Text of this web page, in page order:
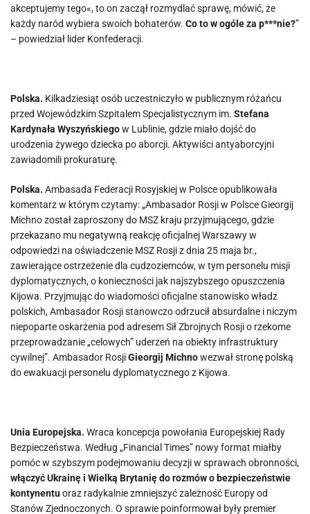
akceptujemy tego«, to on zaczął rozmydlać sprawę, mówić, że
każdy naród wybiera swoich bohaterów. Co to w ogóle za p***nie?”
– powiedział lider Konfederacji.
Polska. Kilkadziesiąt osób uczestniczyło w publicznym różańcu
przed Wojewódzkim Szpitalem Specjalistycznym im. Stefana
Kardynała Wyszyńskiegow Lublinie, gdzie miało dojść do
urodzenia żywego dziecka po aborcji. Aktywiści antyaborcyjni
zawiadomili prokuraturę.
Polska. Ambasada Federacji Rosyjskiej w Polsce opublikowała
komentarz w którym czytamy: „Ambasador Rosji w Polsce Gieorgij
Michno został zaproszony do MSZ kraju przyjmującego, gdzie
przekazano mu negatywną reakcję oficjalnej Warszawy w
odpowiedzi na oświadczenie MSZ Rosji z dnia 25 maja br.,
zawierające ostrzeżenie dla cudzoziemców, w tym personelu misji
dyplomatycznych, o konieczności jak najszybszego opuszczenia
Kijowa. Przyjmując do wiadomości oficjalne stanowisko władz
polskich, Ambasador Rosji stanowczo odrzucił absurdalne i niczym
niepoparte oskarżenia pod adresem Sił Zbrojnych Rosji o rzekome
przeprowadzanie „celowych” uderzeń na obiekty infrastruktury
cywilnej”. Ambasador RosjiGieorgij Michnowezwał stronę polską
do ewakuacji personelu dyplomatycznego z Kijowa.
Unia Europejska. Wraca koncepcja powołania Europejskiej Rady
Bezpieczeństwa. Według „Financial Times” nowy format miałby
pomóc w szybszym podejmowaniu decyzji w sprawach obronności,
włączyć Ukrainę i Wielką Brytanię do rozmów o bezpieczeństwie
kontynentuoraz radykalnie zmniejszyć zależność Europy od
Stanów Zjednoczonych. O sprawie poinformował były premier